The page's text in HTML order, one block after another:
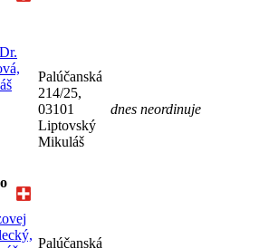
Palúčanská
214/25,
03101
Liptovský
Mikuláš
dnes neordinuje
Palúčanská